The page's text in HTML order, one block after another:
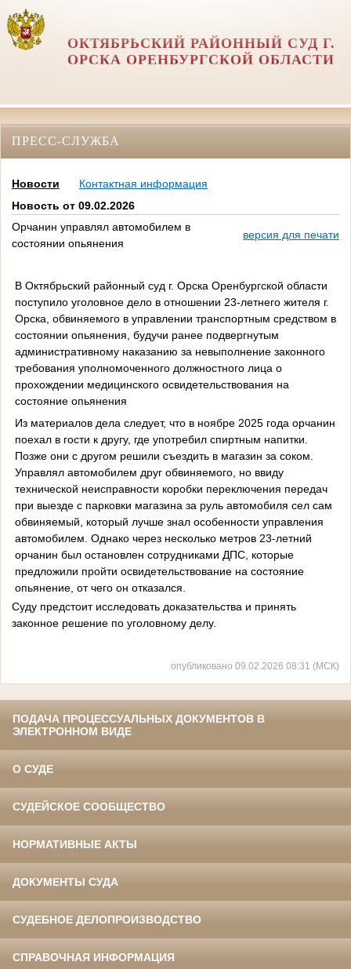
ОКТЯБРЬСКИЙ РАЙОННЫЙ СУД Г.
ОРСКА ОРЕНБУРГСКОЙ ОБЛАСТИ
ПРЕСС-СЛУЖБА
Новости
Контактная информация
Новость от 09.02.2026
Орчанин управлял автомобилем в
состоянии опьянения
версия для печати
В Октябрьский районный суд г. Орска Оренбургской области
поступило уголовное дело в отношении 23-летнего жителя г.
Орска, обвиняемого в управлении транспортным средством в
состоянии опьянения, будучи ранее подвергнутым
административному наказанию за невыполнение законного
требования уполномоченного должностного лица о
прохождении медицинского освидетельствования на
состояние опьянения
Из материалов дела следует, что в ноябре 2025 года орчанин
поехал в гости к другу, где употребил спиртным напитки.
Позже они с другом решили съездить в магазин за соком.
Управлял автомобилем друг обвиняемого, но ввиду
технической неисправности коробки переключения передач
при выезде с парковки магазина за руль автомобиля сел сам
обвиняемый, который лучше знал особенности управления
автомобилем. Однако через несколько метров 23-летний
орчанин был остановлен сотрудниками ДПС, которые
предложили пройти освидетельствование на состояние
опьянение, от чего он отказался.
Суду предстоит исследовать доказательства и принять
законное решение по уголовному делу.
опубликовано 09.02.2026 08:31 (МСК)
ПОДАЧА ПРОЦЕССУАЛЬНЫХ ДОКУМЕНТОВ В
ЭЛЕКТРОННОМ ВИДЕ
О СУДЕ
СУДЕЙСКОЕ СООБЩЕСТВО
НОРМАТИВНЫЕ АКТЫ
ДОКУМЕНТЫ СУДА
СУДЕБНОЕ ДЕЛОПРОИЗВОДСТВО
СПРАВОЧНАЯ ИНФОРМАЦИЯ